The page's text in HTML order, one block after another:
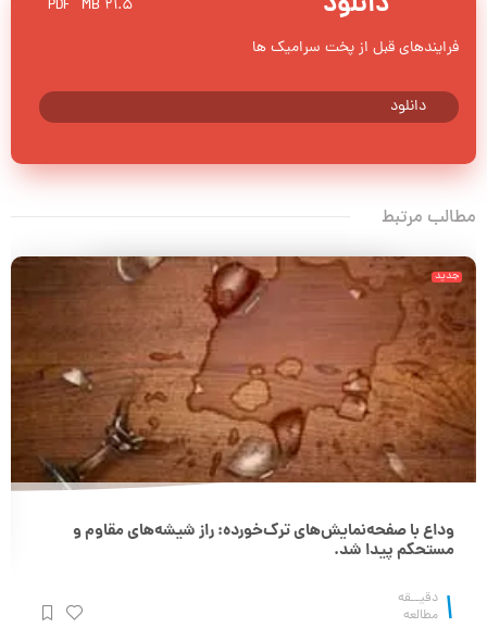
فرایندهای قبل از پخت سرامیک ها
21.5 MB
PDF
دانلود
مطالب مرتبط
جدید
وداع با صفحه‌نمایش‌های ترک‌خورده: راز شیشه‌های مقاوم‌ و
مستحکم پیدا شد.
1 دقیــقه
مطالعه